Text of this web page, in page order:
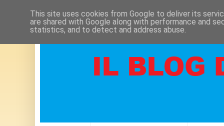
This site uses cookies from Google to deliver its
are shared with Google along with performance and
statistics, and to detect and address abuse.